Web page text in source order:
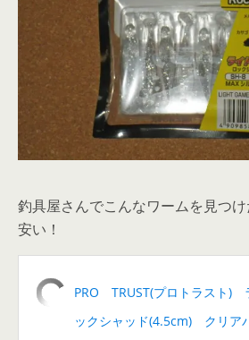
釣具屋さんでこんなワームを見つけ
安い！
PRO TRUST(プロトラスト)
ックシャッド(4.5cm) クリア